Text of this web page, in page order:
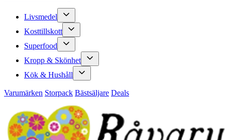
Livsmedel
Kosttillskott
Superfood
Kropp & Skönhet
Kök & Hushåll
Varumärken Storpack Bästsäljare Deals